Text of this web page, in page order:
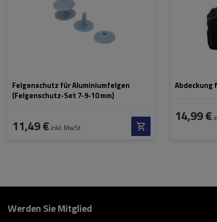
Felgenschutz für Aluminiumfelgen
(Felgenschutz-Set 7-9-10 mm)
11,49 € inkl. MwSt
Abdeckung
14,99 €
Werden Sie Mitglied